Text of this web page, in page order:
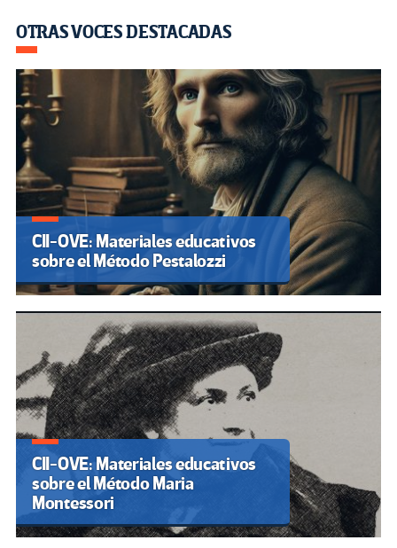
OTRAS VOCES DESTACADAS
CII-OVE: Materiales educativos
sobre el Método Pestalozzi
CII-OVE: Materiales educativos
sobre el Método Maria
Montessori